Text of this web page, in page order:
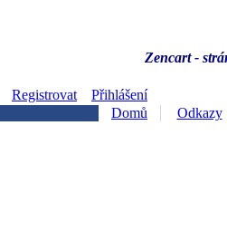
Zencart -
Registrovat
Přihlášení
Domů
Odkazy